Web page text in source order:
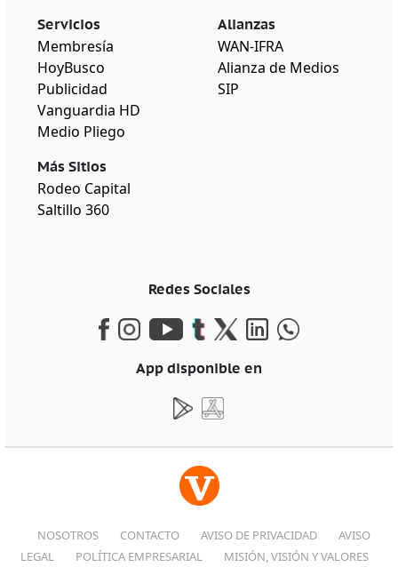
Servicios
Membresía
HoyBusco
Publicidad
Vanguardia HD
Medio Pliego
Más Sitios
Rodeo Capital
Saltillo 360
Alianzas
WAN-IFRA
Alianza de Medios
SIP
Redes Sociales
App disponible en
NOSOTROS CONTACTO AVISO DE PRIVACIDAD
AVISO
LEGAL
POLÍTICA EMPRESARIAL MISIÓN, VISIÓN Y VALORES